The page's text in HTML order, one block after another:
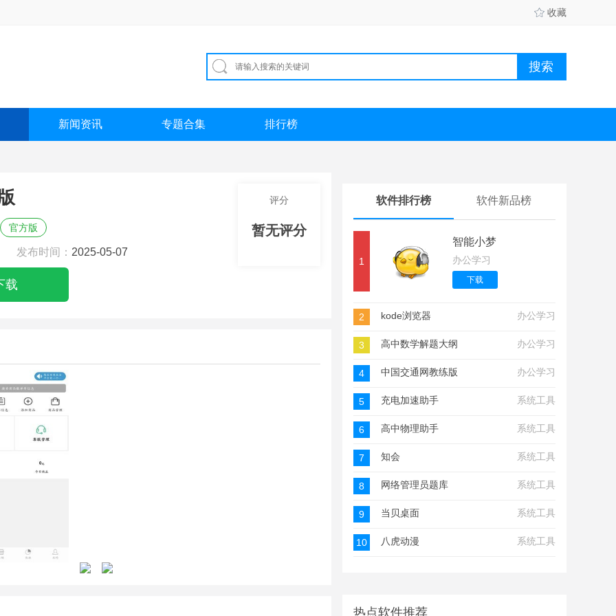
收藏
新闻资讯 专题合集 排行榜
官方版
发布时间： 2025-05-07
载
评分
暂无评分
软件排行榜 软件新品榜
1
智能小梦
办公学习
下载
2 kode浏览器 办公学习
3 高中数学解题大纲 办公学习
4 中国交通网教练版 办公学习
5 充电加速助手 系统工具
6 高中物理助手 系统工具
7 知会 系统工具
8 网络管理员题库 系统工具
9 当贝桌面 系统工具
10 八虎动漫 系统工具
热点软件推荐